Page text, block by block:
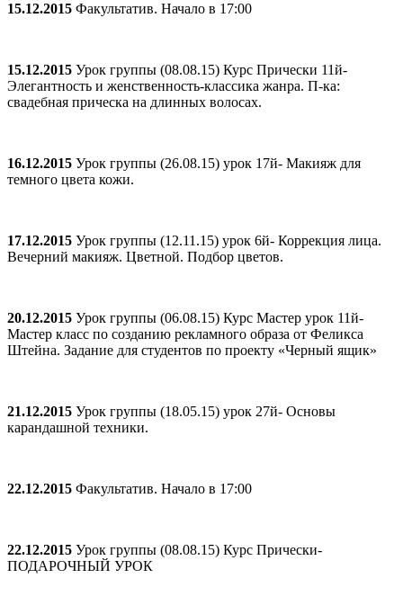
15.12.2015 Факультатив. Начало в 17:00
15.12.2015 Урок группы (08.08.15) Курс Прически 11й-
Элегантность и женственность-классика жанра. П-ка:
свадебная прическа на длинных волосах.
16.12.2015 Урок группы (26.08.15) урок 17й- Макияж для
темного цвета кожи.
17.12.2015 Урок группы (12.11.15) урок 6й- Коррекция лица.
Вечерний макияж. Цветной. Подбор цветов.
20.12.2015 Урок группы (06.08.15) Курс Мастер урок 11й-
Мастер класс по созданию рекламного образа от Феликса
Штейна. Задание для студентов по проекту «Черный ящик»
21.12.2015 Урок группы (18.05.15) урок 27й- Основы
карандашной техники.
22.12.2015 Факультатив. Начало в 17:00
22.12.2015 Урок группы (08.08.15) Курс Прически-
ПОДАРОЧНЫЙ УРОК